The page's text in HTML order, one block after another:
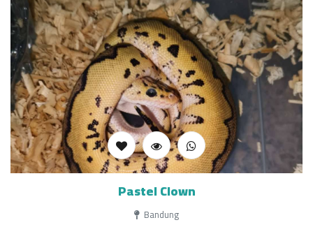
Pastel Clown
Bandung